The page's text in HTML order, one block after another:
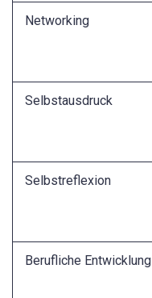
Networking
Selbstausdruck
Selbstreflexion
Berufliche Entwicklung